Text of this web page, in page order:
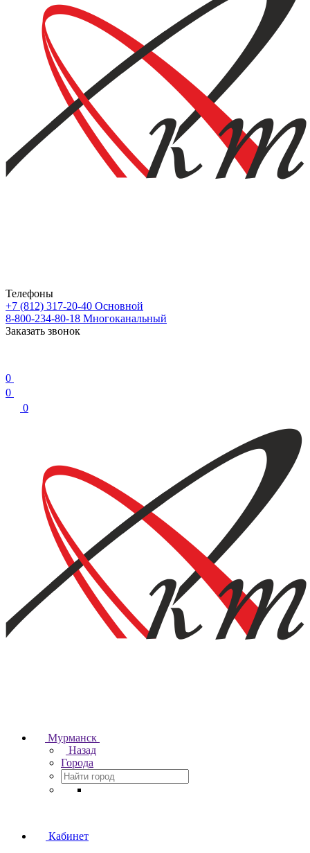
Телефоны
+7 (812) 317-20-40 Основной
8-800-234-80-18 Многоканальный
Заказать звонок
0
0
0
Мурманск
Назад
Города
Кабинет